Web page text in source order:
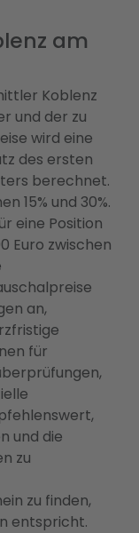
am
Koblenz
und der zu
wird eine
des ersten
berechnet.
15% und 30%.
eine Position
Euro zwischen
an,
für
und die
zu
zu finden,
entspricht.